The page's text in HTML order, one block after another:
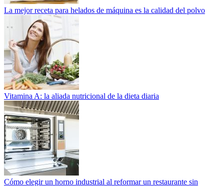
La mejor receta para helados de máquina es la calidad del polvo
Vitamina A: la aliada nutricional de la dieta diaria
Cómo elegir un horno industrial al reformar un restaurante sin